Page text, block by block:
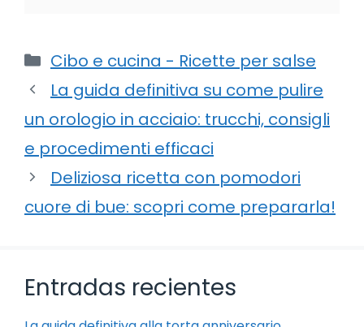
Categorie
Cibo e cucina - Ricette per salse
La guida definitiva su come pulire
un orologio in acciaio: trucchi, consigli
e procedimenti efficaci
Deliziosa ricetta con pomodori
cuore di bue: scopri come prepararla!
Entradas recientes